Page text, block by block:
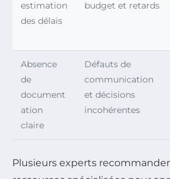
estimation
des délais
budget et retards
Absence
de
document
ation
claire
Défauts de
communication
et décisions
incohérentes
Plusieurs experts